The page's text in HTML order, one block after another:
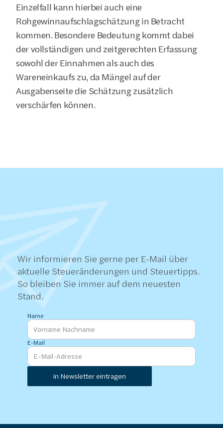
Einzelfall kann hierbei auch eine
Rohgewinnaufschlagschätzung in Betracht
kommen. Besondere Bedeutung kommt dabei
der vollständigen und zeitgerechten Erfassung
sowohl der Einnahmen als auch des
Wareneinkaufs zu, da Mängel auf der
Ausgabenseite die Schätzung zusätzlich
verschärfen können.
Wir informieren Sie gerne per E-Mail über
aktuelle Steueränderungen und Steuertipps.
So bleiben Sie immer auf dem neuesten
Stand.
Name
E-Mail
in Newsletter eintragen